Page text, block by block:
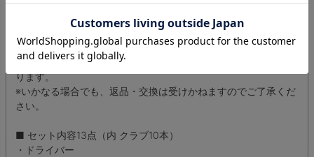
の分お得な価格でご提供いたします。
通常販売品よりお求めやすい価格となります。お得にゴルフを
楽しみたい方は是非ご検討ください。
※多少の汚れや傷が気になる方のご購入はご遠慮ください。
※アウトレット商品は弊社が設けております補償対象外商品とな
ります。
※いかなる場合でも、返品・交換は受けかねますのでご了承くだ
さい。
■ セット内容13点（内 クラブ10本）
・ドライバー